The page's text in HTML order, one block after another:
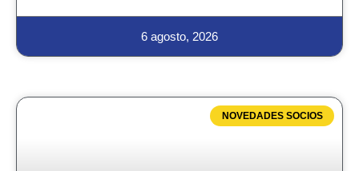
6 agosto, 2026
NOVEDADES SOCIOS